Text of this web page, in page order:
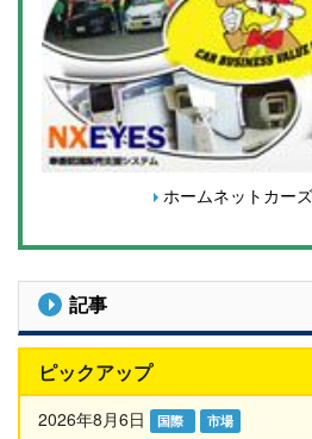
ホームネットカー
記事
ピックアップ
2026年8月6日 国際 市場